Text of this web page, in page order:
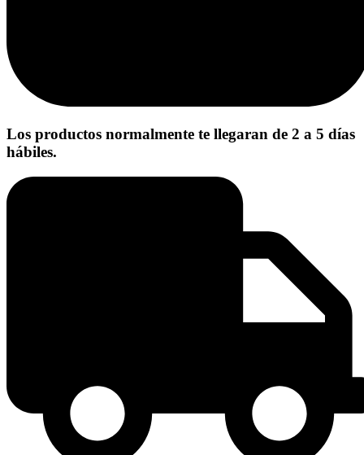
Los productos normalmente te llegaran de 2 a 5 días
hábiles.